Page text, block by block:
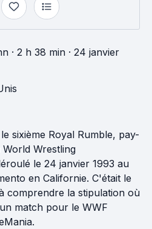
· 2 h 38 min · 24 janvier
sixième Royal Rumble, pay-
Wrestling
le 24 janvier 1993 au
en Californie. C'était le
comprendre la stipulation où
match pour le WWF